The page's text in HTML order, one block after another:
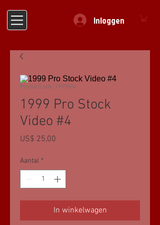
Inloggen
Productcode: 1999004
1999 Pro Stock
Video #4
US$ 25,00
Aantal *
In winkelwagen